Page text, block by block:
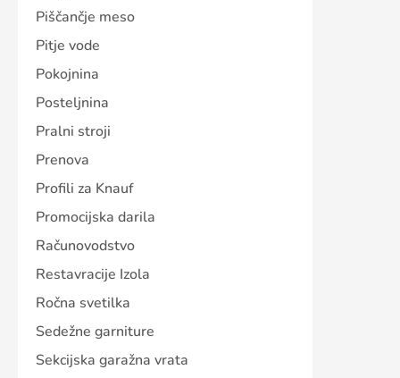
Piščančje meso
Pitje vode
Pokojnina
Posteljnina
Pralni stroji
Prenova
Profili za Knauf
Promocijska darila
Računovodstvo
Restavracije Izola
Ročna svetilka
Sedežne garniture
Sekcijska garažna vrata